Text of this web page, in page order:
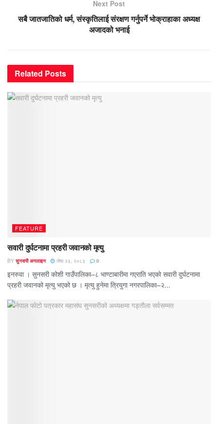
Next Post
सबै जातजातिको धर्म, संस्कृतिलाई संरक्षण गर्नुपर्ने भोक्राहाका अध्यक्ष
अजादको भनाई
Related Posts
FEATURE
सवारी दुर्घटनामा प्रहरी जवानको मृत्यु
BY सुनसरी अनलाइन जेष्ठ २३, २०८३ 0
इनरुवा । सुनसरी कोशी गाउँपालिका–८ भाण्टाबारीमा गएराति भएको सवारी दुर्घटनामा
प्रहरी जवानको मृत्यु भएको छ । मृत्यु हुनेमा त्रियुगा नगरपालिका–२...